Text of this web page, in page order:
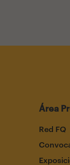
Área
Red FQ